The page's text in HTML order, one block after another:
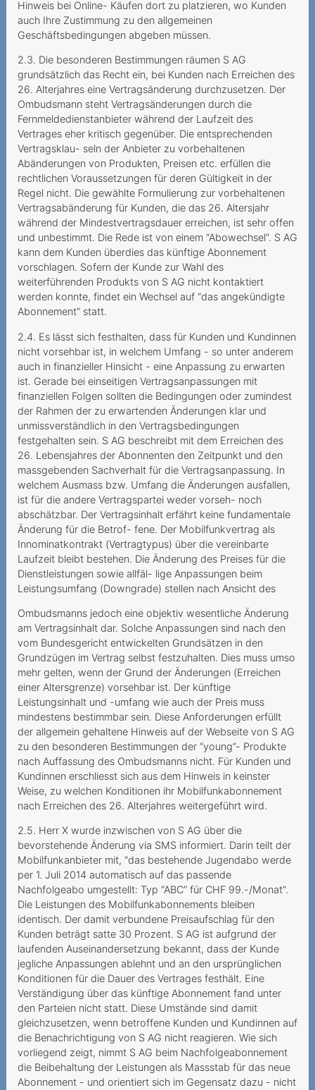
Hinweis bei Online- Käufen dort zu platzieren, wo Kunden
auch Ihre Zustimmung zu den allgemeinen
Geschäftsbedingungen abgeben müssen.
2.3. Die besonderen Bestimmungen räumen S AG
grundsätzlich das Recht ein, bei Kunden nach Erreichen des
26. Alterjahres eine Vertragsänderung durchzusetzen. Der
Ombudsmann steht Vertragsänderungen durch die
Fernmeldedienstanbieter während der Laufzeit des
Vertrages eher kritisch gegenüber. Die entsprechenden
Vertragsklau- seln der Anbieter zu vorbehaltenen
Abänderungen von Produkten, Preisen etc. erfüllen die
rechtlichen Voraussetzungen für deren Gültigkeit in der
Regel nicht. Die gewählte Formulierung zur vorbehaltenen
Vertragsabänderung für Kunden, die das 26. Altersjahr
während der Mindestvertragsdauer erreichen, ist sehr offen
und unbestimmt. Die Rede ist von einem “Abowechsel”. S AG
kann dem Kunden überdies das künftige Abonnement
vorschlagen. Sofern der Kunde zur Wahl des
weiterführenden Produkts von S AG nicht kontaktiert
werden konnte, findet ein Wechsel auf “das angekündigte
Abonnement” statt.
2.4. Es lässt sich festhalten, dass für Kunden und Kundinnen
nicht vorsehbar ist, in welchem Umfang - so unter anderem
auch in finanzieller Hinsicht - eine Anpassung zu erwarten
ist. Gerade bei einseitigen Vertragsanpassungen mit
finanziellen Folgen sollten die Bedingungen oder zumindest
der Rahmen der zu erwartenden Änderungen klar und
unmissverständlich in den Vertragsbedingungen
festgehalten sein. S AG beschreibt mit dem Erreichen des
26. Lebensjahres der Abonnenten den Zeitpunkt und den
massgebenden Sachverhalt für die Vertragsanpassung. In
welchem Ausmass bzw. Umfang die Änderungen ausfallen,
ist für die andere Vertragspartei weder vorseh- noch
abschätzbar. Der Vertragsinhalt erfährt keine fundamentale
Änderung für die Betrof- fene. Der Mobilfunkvertrag als
Innominatkontrakt (Vertragtypus) über die vereinbarte
Laufzeit bleibt bestehen. Die Änderung des Preises für die
Dienstleistungen sowie allfäl- lige Anpassungen beim
Leistungsumfang (Downgrade) stellen nach Ansicht des
Ombudsmanns jedoch eine objektiv wesentliche Änderung
am Vertragsinhalt dar. Solche Anpassungen sind nach den
vom Bundesgericht entwickelten Grundsätzen in den
Grundzügen im Vertrag selbst festzuhalten. Dies muss umso
mehr gelten, wenn der Grund der Änderungen (Erreichen
einer Altersgrenze) vorsehbar ist. Der künftige
Leistungsinhalt und -umfang wie auch der Preis muss
mindestens bestimmbar sein. Diese Anforderungen erfüllt
der allgemein gehaltene Hinweis auf der Webseite von S AG
zu den besonderen Bestimmungen der “young”- Produkte
nach Auffassung des Ombudsmanns nicht. Für Kunden und
Kundinnen erschliesst sich aus dem Hinweis in keinster
Weise, zu welchen Konditionen ihr Mobilfunkabonnement
nach Erreichen des 26. Alterjahres weitergeführt wird.
2.5. Herr X wurde inzwischen von S AG über die
bevorstehende Änderung via SMS informiert. Darin teilt der
Mobilfunkanbieter mit, “das bestehende Jugendabo werde
per 1. Juli 2014 automatisch auf das passende
Nachfolgeabo umgestellt: Typ “ABC” für CHF 99.-/Monat”.
Die Leistungen des Mobilfunkabonnements bleiben
identisch. Der damit verbundene Preisaufschlag für den
Kunden beträgt satte 30 Prozent. S AG ist aufgrund der
laufenden Auseinandersetzung bekannt, dass der Kunde
jegliche Anpassungen ablehnt und an den ursprünglichen
Konditionen für die Dauer des Vertrages festhält. Eine
Verständigung über das künftige Abonnement fand unter
den Parteien nicht statt. Diese Umstände sind damit
gleichzusetzen, wenn betroffene Kunden und Kundinnen auf
die Benachrichtigung von S AG nicht reagieren. Wie sich
vorliegend zeigt, nimmt S AG beim Nachfolgeabonnement
die Beibehaltung der Leistungen als Massstab für das neue
Abonnement - und orientiert sich im Gegensatz dazu - nicht
Sperrung im Ausland trotz
Notfalls
Verantwortung des
Mehrwertdienstanbieters
Funkstille statt Portierung
Teurer Wettbewerb
Partnersuche mit hohen
Kosten
Teurer Aufenthalt in Ghana
Von der Ehefrau
verlängerter Mobilvertrag
Überblick verloren
Unlimitiertes Abonnement
Eintritt ins Altersheim
Wesentlicher Irrtum
Ungewollter
Vertragsschluss mit
horrenden
Kündigungsgebühren
Störungen sind immer ein
Ärgernis
Wo bleibt die 5G-
Verbindung?
Sperrung der Nummer
wegen Premium-SMS
2020
Ohne Gesichtsscann keine
SIM-Karte
10Gbit s versprochen nur 1
Gbit s erhalten
Finanzielle Notlage
ausgenutzt
Gehört die Schweiz zur EU
Auf Falschauskünfte der
Mitarbeitenden darf man
Corona-Pandemie führt zu
teurer Flugannullierung
Nachschieben von
Nutzungsrichtlinien
Facturation de données
fantomes
Une demande de résiliation
aboutissant à une
prolongation de
2019
Verweigerung der
Portierung der Rufnummer